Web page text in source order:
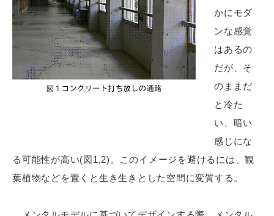
かにモダ
ンな感覚
はあるの
だが、そ
のままだ
と冷た
い、暗い
感じにな
る可能性が高い(図1,2)。このイメージを避けるには、観
葉植物などを置くと生き生きとした空間に変質する。